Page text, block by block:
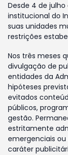
Desde 4 de
institucional do
suas unidades
restrições
Nos três meses
divulgação de
entidades da
hipóteses
evitados
públicos,
gestão.
estritamente
emergenciais
caráter